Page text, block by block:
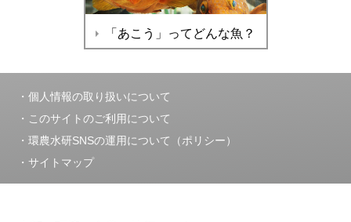
「あこう」ってどんな魚？
個人情報の取り扱いについて
このサイトのご利用について
環農水研SNSの運用について（ポリシー）
サイトマップ